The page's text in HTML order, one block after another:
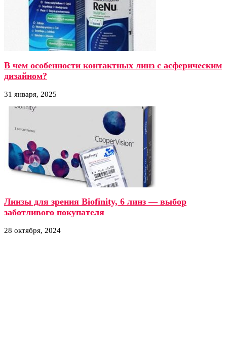
В чем особенности контактных линз с асферическим
дизайном?
31 января, 2025
Линзы для зрения Biofinity, 6 линз — выбор
заботливого покупателя
28 октября, 2024